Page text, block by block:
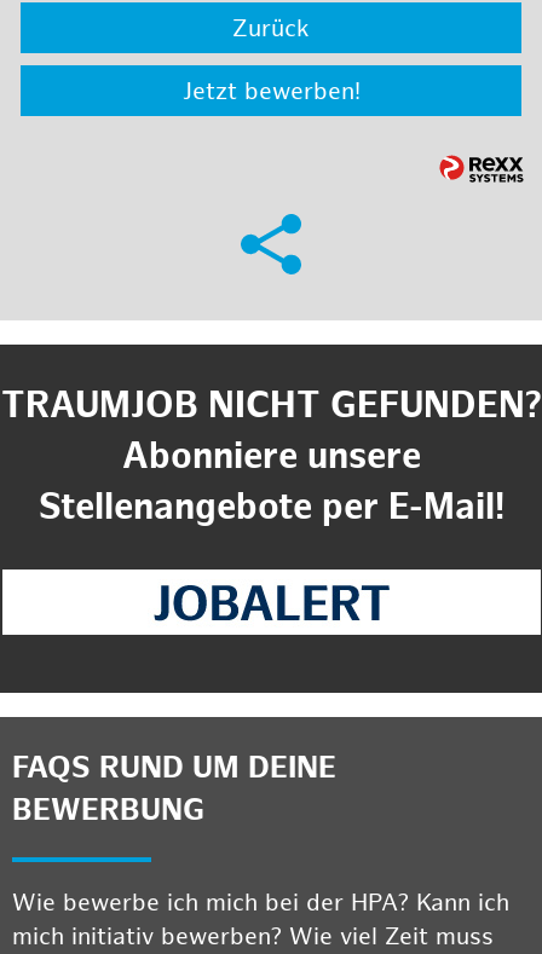
Zurück
Jetzt bewerben!
TRAUMJOB NICHT GEFUNDEN?
Abonniere unsere
Stellenangebote per E-Mail!
FAQS RUND UM DEINE
BEWERBUNG
Wie bewerbe ich mich bei der HPA? Kann ich
mich initiativ bewerben? Wie viel Zeit muss